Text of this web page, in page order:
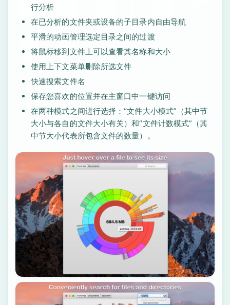
行分析
在已分析的文件夹或设备的子目录内自由导航
平滑的动画管理选定目录之间的过渡
将鼠标移到文件上可以查看其名称和大小
使用上下文菜单删除所选文件
快速搜索文件名
保存您喜欢的位置并在主窗口中一键访问
在两种模式之间进行选择：“文件大小模式”（其中节
大小与各自的文件大小有关）和“文件计数模式”（其
中节大小代表所包含文件的数量）。